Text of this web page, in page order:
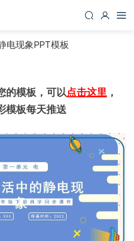
电现象PPT模板
的模板，可以点击这里 ，
模板每天推送